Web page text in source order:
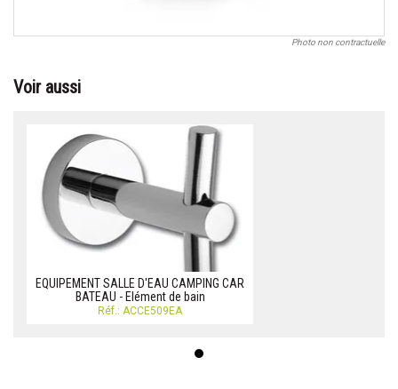
Photo non contractuelle
Voir aussi
EQUIPEMENT SALLE D'EAU CAMPING CAR
BATEAU - Elément de bain
Réf.: ACCE509EA